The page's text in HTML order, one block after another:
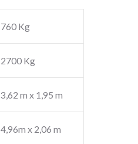
760 Kg
2700 Kg
3,62 m x 1,95 m
4,96m x 2,06 m